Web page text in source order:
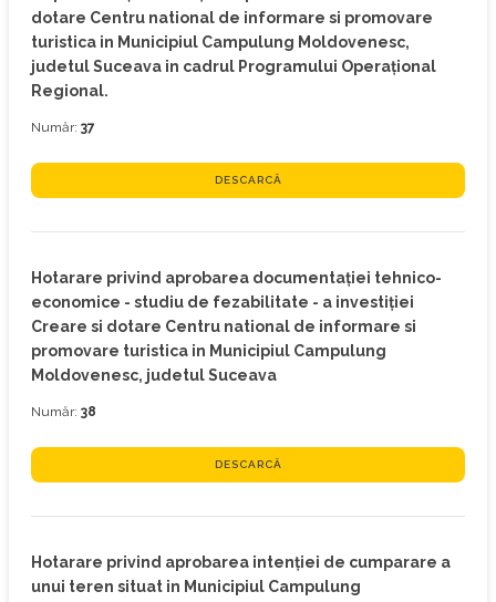
dotare Centru national de informare si promovare
turistica in Municipiul Campulung Moldovenesc,
judetul Suceava in cadrul Programului Operaţional
Regional.
Număr: 37
DESCARCĂ
Hotarare privind aprobarea documentaţiei tehnico-
economice - studiu de fezabilitate - a investiţiei
Creare si dotare Centru national de informare si
promovare turistica in Municipiul Campulung
Moldovenesc, judetul Suceava
Număr: 38
DESCARCĂ
Hotarare privind aprobarea intenţiei de cumparare a
unui teren situat in Municipiul Campulung